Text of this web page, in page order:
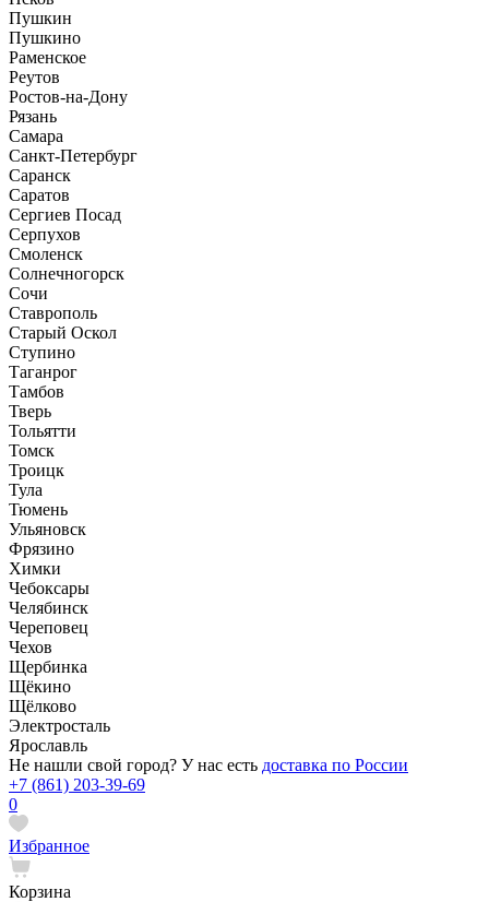
Пушкин
Пушкино
Раменское
Реутов
Ростов-на-Дону
Рязань
Самара
Санкт-Петербург
Саранск
Саратов
Сергиев Посад
Серпухов
Смоленск
Солнечногорск
Сочи
Ставрополь
Старый Оскол
Ступино
Таганрог
Тамбов
Тверь
Тольятти
Томск
Троицк
Тула
Тюмень
Ульяновск
Фрязино
Химки
Чебоксары
Челябинск
Череповец
Чехов
Щербинка
Щёкино
Щёлково
Электросталь
Ярославль
Не нашли свой город? У нас есть доставка по России
+7 (861) 203-39-69
0
Избранное
Корзина